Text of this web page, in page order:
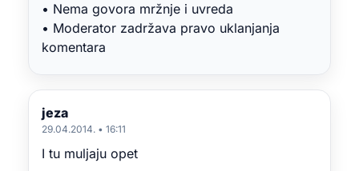
• Nema govora mržnje i uvreda
• Moderator zadržava pravo uklanjanja
komentara
jeza
29.04.2014. • 16:11
I tu muljaju opet